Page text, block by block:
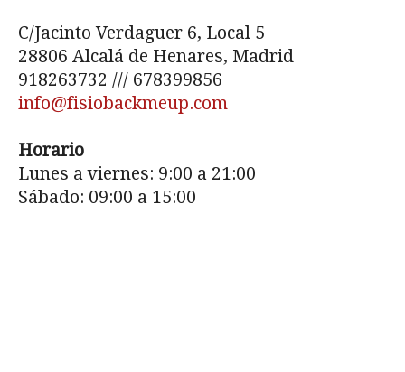
C/Jacinto Verdaguer 6, Local 5
28806 Alcalá de Henares, Madrid
918263732 /// 678399856
info@fisiobackmeup.com
Horario
Lunes a viernes: 9:00 a 21:00
Sábado: 09:00 a 15:00